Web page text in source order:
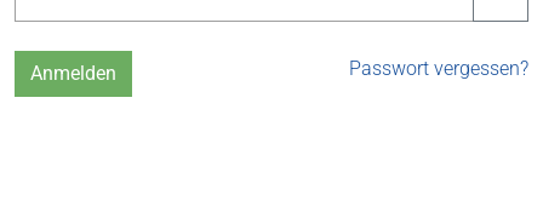
Anmelden Passwort vergessen?